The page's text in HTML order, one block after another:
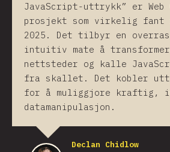
JavaScript-uttrykk” er Web
prosjekt som virkelig fant
2025. Det tilbyr en
intuitiv mate å
nettsteder og kalle
fra skallet. Det kobler
for å muliggjore kraftig,
datamanipulasjon.
Declan Chidlow